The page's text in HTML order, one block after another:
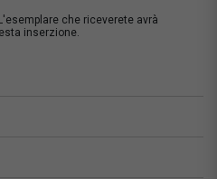
che riceverete avrà
inserzione.